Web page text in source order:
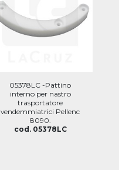
05378LC -Pattino
interno per nastro
trasportatore
vendemmiatrici Pellenc
8090.
cod. 05378LC